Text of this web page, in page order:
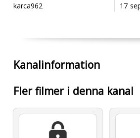
karca962
17
Kanalinformation
Fler filmer i denna kanal